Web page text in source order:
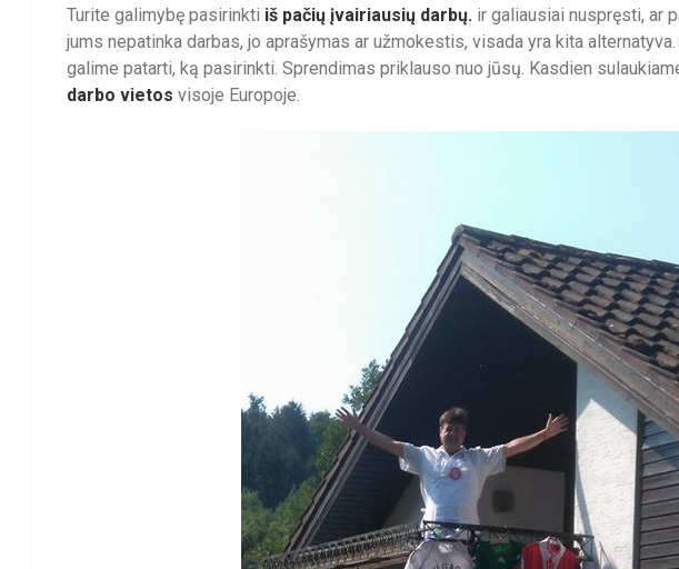
Turite galimybę pasirinkti iš pačių įvairiausių darbų. ir galiausiai nuspręsti, ar
jums nepatinka darbas, jo aprašymas ar užmokestis, visada yra kita
galime patarti, ką pasirinkti. Sprendimas priklauso nuo jūsų. Kasdien
darbo vietos visoje Europoje.